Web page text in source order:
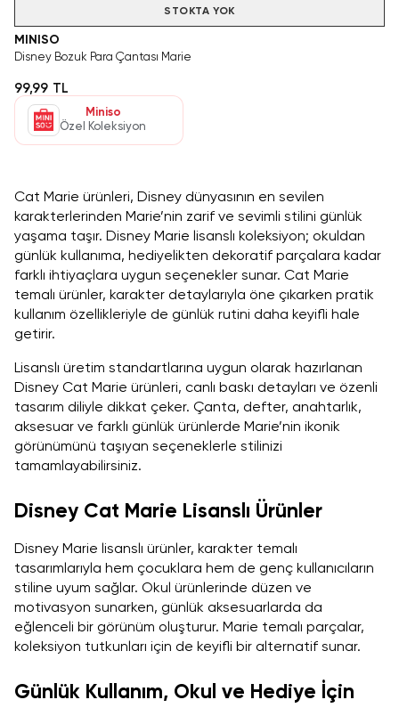
STOKTA YOK
MINISO
Disney Bozuk Para Çantası Marie
99,99 TL
Miniso
Özel Koleksiyon
Cat Marie ürünleri, Disney dünyasının en sevilen
karakterlerinden Marie’nin zarif ve sevimli stilini günlük
yaşama taşır. Disney Marie lisanslı koleksiyon; okuldan
günlük kullanıma, hediyelikten dekoratif parçalara kadar
farklı ihtiyaçlara uygun seçenekler sunar. Cat Marie
temalı ürünler, karakter detaylarıyla öne çıkarken pratik
kullanım özellikleriyle de günlük rutini daha keyifli hale
getirir.
Lisanslı üretim standartlarına uygun olarak hazırlanan
Disney Cat Marie ürünleri, canlı baskı detayları ve özenli
tasarım diliyle dikkat çeker. Çanta, defter, anahtarlık,
aksesuar ve farklı günlük ürünlerde Marie’nin ikonik
görünümünü taşıyan seçeneklerle stilinizi
tamamlayabilirsiniz.
Disney Cat Marie Lisanslı Ürünler
Disney Marie lisanslı ürünler, karakter temalı
tasarımlarıyla hem çocuklara hem de genç kullanıcıların
stiline uyum sağlar. Okul ürünlerinde düzen ve
motivasyon sunarken, günlük aksesuarlarda da
eğlenceli bir görünüm oluşturur. Marie temalı parçalar,
koleksiyon tutkunları için de keyifli bir alternatif sunar.
Günlük Kullanım, Okul ve Hediye İçin